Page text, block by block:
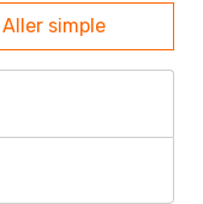
Aller simple